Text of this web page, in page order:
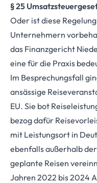
§ 25
Oder ist diese
Unternehmern
das Finanzgericht
eine für die Praxis
Im Besprechungsfall
ansässige
EU. Sie bot
bezog dafür
mit Leistungsort in
ebenfalls außerhalb
geplante Reisen
Jahren 2022 bis 2024